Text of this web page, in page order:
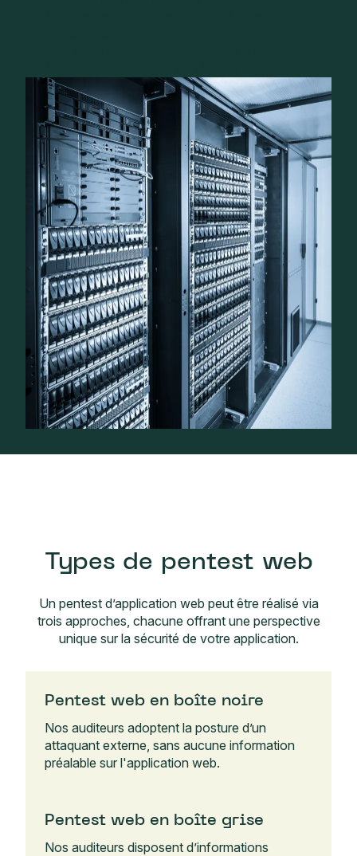
Types de pentest web
Un pentest d’application web peut être réalisé via
trois approches, chacune offrant une perspective
unique sur la sécurité de votre application.
Pentest web en boîte noire
Nos auditeurs adoptent la posture d’un
attaquant externe, sans aucune information
préalable sur l'application web.
Pentest web en boîte grise
Nos auditeurs disposent d’informations